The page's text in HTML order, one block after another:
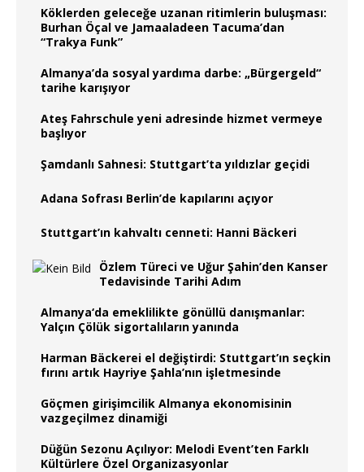
Köklerden geleceğe uzanan ritimlerin buluşması:
Burhan Öçal ve Jamaaladeen Tacuma’dan
“Trakya Funk”
Almanya’da sosyal yardıma darbe: „Bürgergeld“
tarihe karışıyor
Ateş Fahrschule yeni adresinde hizmet vermeye
başlıyor
Şamdanlı Sahnesi: Stuttgart’ta yıldızlar geçidi
Adana Sofrası Berlin’de kapılarını açıyor
Stuttgart’ın kahvaltı cenneti: Hanni Bäckeri
Özlem Türeci ve Uğur Şahin’den Kanser
Tedavisinde Tarihi Adım
Almanya‘da emeklilikte gönüllü danışmanlar:
Yalçın Çölük sigortalıların yanında
Harman Bäckerei el değiştirdi: Stuttgart’ın seçkin
fırını artık Hayriye Şahla’nın işletmesinde
Göçmen girişimcilik Almanya ekonomisinin
vazgeçilmez dinamiği
Düğün Sezonu Açılıyor: Melodi Event’ten Farklı
Kültürlere Özel Organizasyonlar